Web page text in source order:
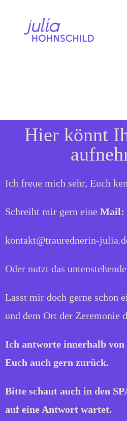
Hier könnt
Ich freue mich sehr, Euch
Schreibt mir gern eine Mail:
kontakt@traurednerin-
Oder nutzt das untenstehende
Lasst mir doch gerne schon
und dem Ort der Zeremonie
Ich antworte innerhalb von
Euch auch gern zurück.
Bitte schaut auch in den
auf eine Antwort wartet.